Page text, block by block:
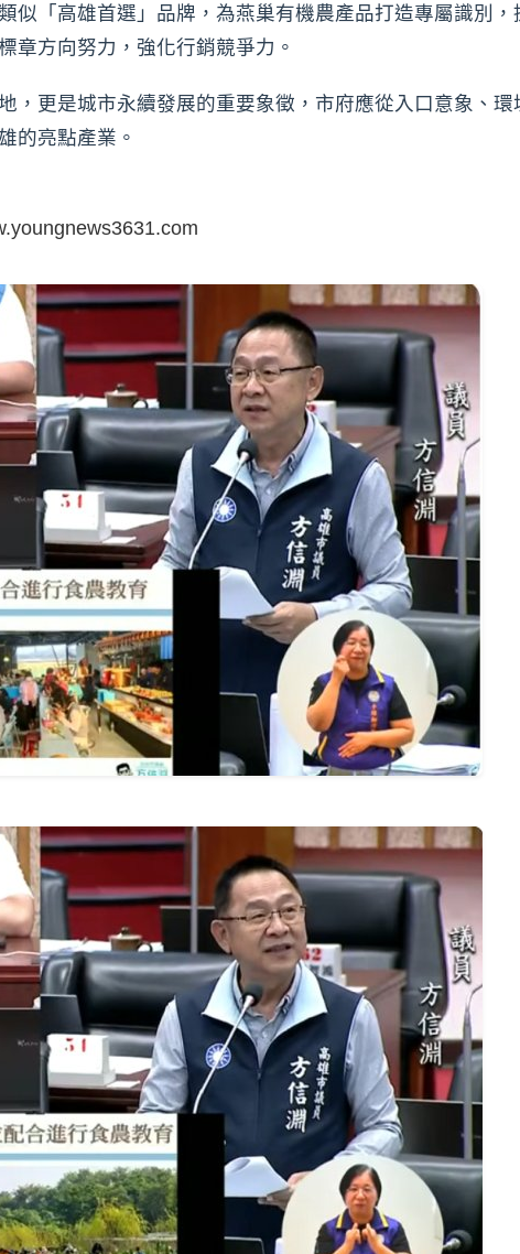
似「高雄首選」品牌，為燕巢有機農產品打造專屬識別
章方向努力，強化行銷競爭力。
，更是城市永續發展的重要象徵，市府應從入口意象、
的亮點產業。